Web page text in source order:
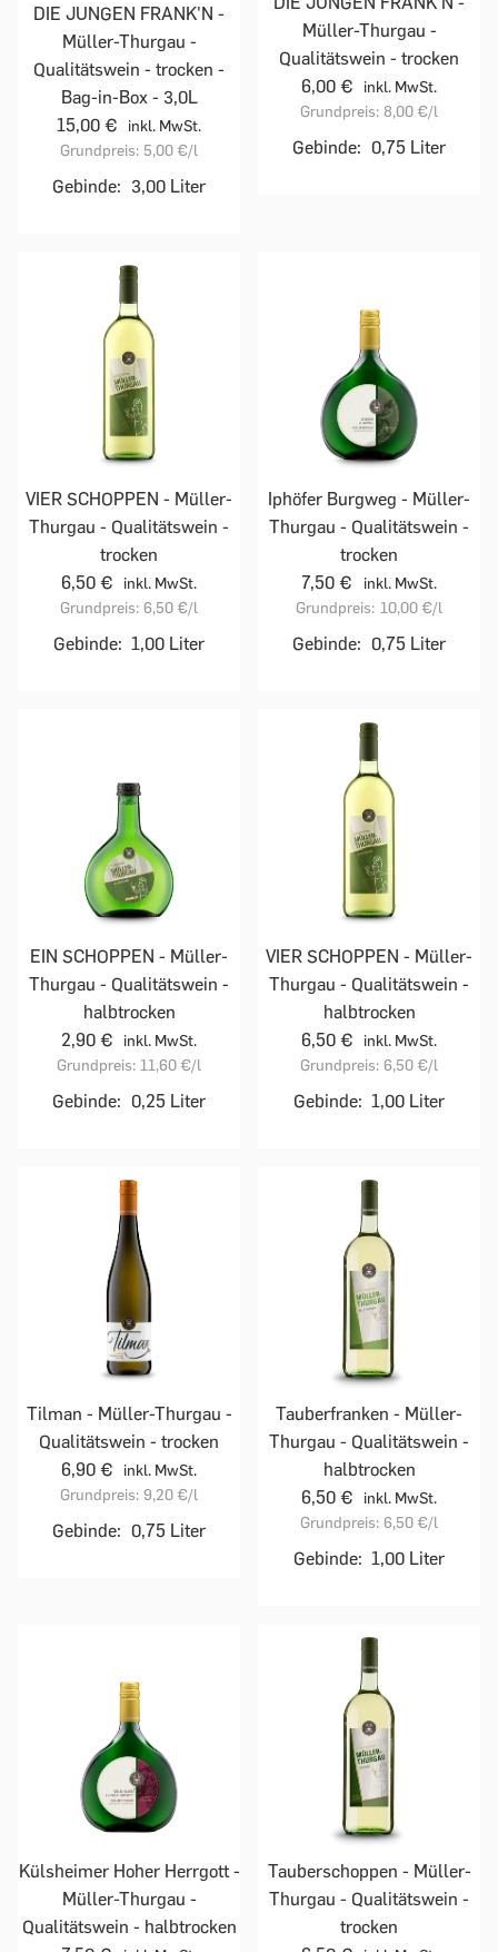
DIE JUNGEN FRANK'N -
Müller-Thurgau -
Qualitätswein - trocken -
Bag-in-Box - 3,0L
15,00 €
inkl. MwSt.
Grundpreis: 5,00 €/l
Gebinde: 3,00 Liter
Müller-Thurgau -
Qualitätswein - trocken
6,00 €
inkl. MwSt.
Grundpreis: 8,00 €/l
Gebinde: 0,75 Liter
VIER SCHOPPEN - Müller-
Thurgau - Qualitätswein -
trocken
6,50 €
inkl. MwSt.
Grundpreis: 6,50 €/l
Gebinde: 1,00 Liter
Iphöfer Burgweg - Müller-
Thurgau - Qualitätswein -
trocken
7,50 €
inkl. MwSt.
Grundpreis: 10,00 €/l
Gebinde: 0,75 Liter
EIN SCHOPPEN - Müller-
Thurgau - Qualitätswein -
halbtrocken
2,90 €
inkl. MwSt.
Grundpreis: 11,60 €/l
Gebinde: 0,25 Liter
VIER SCHOPPEN - Müller-
Thurgau - Qualitätswein -
halbtrocken
6,50 €
inkl. MwSt.
Grundpreis: 6,50 €/l
Gebinde: 1,00 Liter
Tilman - Müller-Thurgau -
Qualitätswein - trocken
6,90 €
inkl. MwSt.
Grundpreis: 9,20 €/l
Gebinde: 0,75 Liter
Tauberfranken - Müller-
Thurgau - Qualitätswein -
halbtrocken
6,50 €
inkl. MwSt.
Grundpreis: 6,50 €/l
Gebinde: 1,00 Liter
Külsheimer Hoher Herrgott -
Müller-Thurgau -
Qualitätswein - halbtrocken
Tauberschoppen - Müller-
Thurgau - Qualitätswein -
trocken